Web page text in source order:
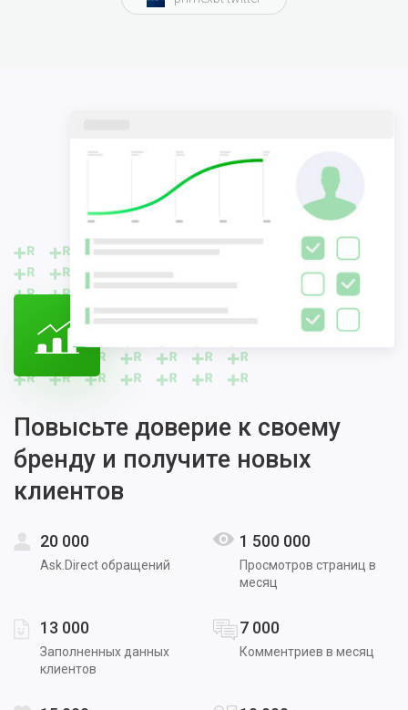
Повысьте доверие к своему
бренду и получите новых
клиентов
20 000
Ask.Direct обращений
1 500 000
Просмотров страниц в
месяц
13 000
Заполненных данных
клиентов
7 000
Комментриев в месяц